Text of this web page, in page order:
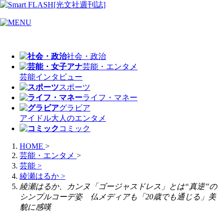
社会・政治
芸能・エンタメ
芸能インタビュー
スポーツ
ライフ・マネー
グラビア
アイドル大人のエンタメ
コミック
HOME >
芸能・エンタメ >
芸能 >
綾瀬はるか >
綾瀬はるか、カンヌ「ゴージャスドレス」とは“真逆”の
シンプルコーデ姿 仏メディアも「20歳でも通じる」美
貌に感嘆